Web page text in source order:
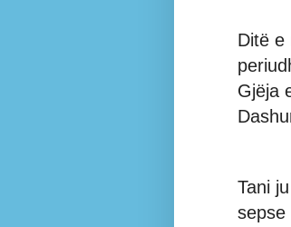
Ditë e
Gjëja
Tani
sepse